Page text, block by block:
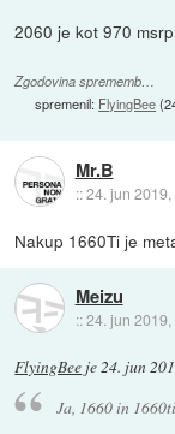
2060 je kot 970 msrp
Zgodovina sprememb…
spremenil: FlyingBee(
Mr.B
::24. jun 2019,
Nakup 1660Ti je
Meizu
::24. jun 2019,
FlyingBee je24. jun
Ja, 1660 in 1660ti